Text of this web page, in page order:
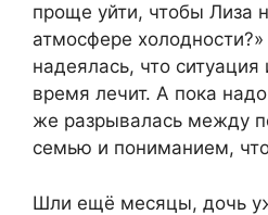
проще уйти, чтобы Лиза
атмосфере
надеялась, что
время лечит. А пока
же разрывалась между
семью и пониманием,
Шли ещё месяцы, дочь